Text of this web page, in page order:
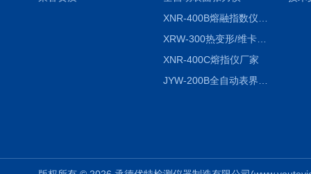
XRW-300热变形/维卡软化点温度测定仪
XNR-400C熔指仪厂家